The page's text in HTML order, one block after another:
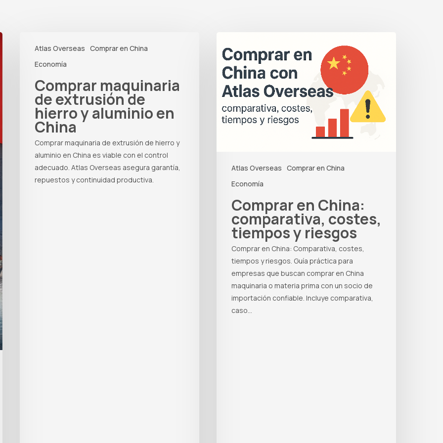
Atlas Overseas Comprar en China
Economía
maquinaria
hierro
aluminio
Comprar maquinaria
de extrusión de
hierro y aluminio en
China
Comprar maquinaria de extrusión de hierro y
aluminio en China es viable con el control
adecuado. Atlas Overseas asegura garantía,
repuestos y continuidad productiva.
Atlas Overseas Comprar en China
Economía
en
China:
comparativa,
costes,
tiempos
riesgos
Comprar en China:
comparativa, costes,
tiempos y riesgos
Comprar en China: Comparativa, costes,
tiempos y riesgos. Guía práctica para
empresas que buscan comprar en China
maquinaria o materia prima con un socio de
importación confiable. Incluye comparativa,
caso…